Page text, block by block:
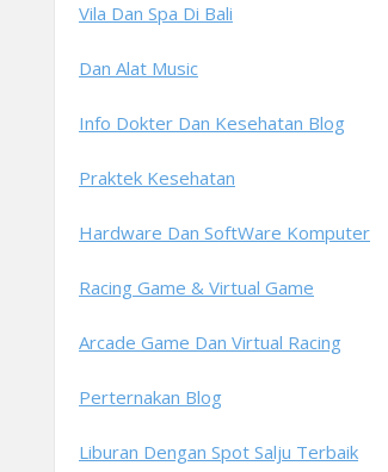
Vila Dan Spa Di Bali
Dan Alat Music
Info Dokter Dan Kesehatan Blog
Praktek Kesehatan
Hardware Dan SoftWare Komputer
Racing Game & Virtual Game
Arcade Game Dan Virtual Racing
Perternakan Blog
Liburan Dengan Spot Salju Terbaik